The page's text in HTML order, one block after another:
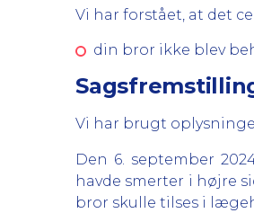
Vi har forstået, at det
din bror ikke blev
Vi har brugt
Den 6. september
havde smerter i højre
bror skulle tilses i